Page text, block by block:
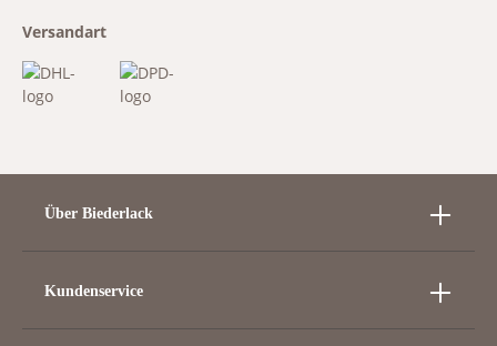
Versandart
Über Biederlack
Kundenservice